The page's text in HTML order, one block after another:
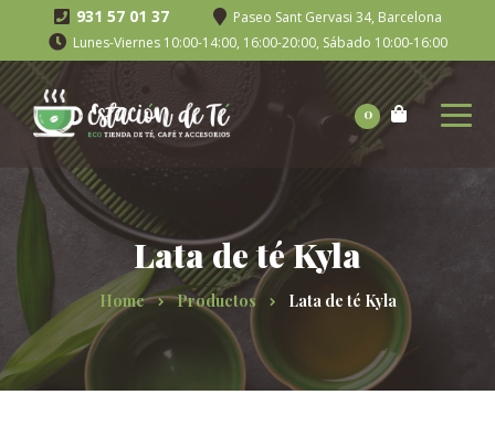
931 57 01 37
Paseo Sant Gervasi 34, Barcelona
Lunes-Viernes 10:00-14:00, 16:00-20:00, Sábado 10:00-16:00
0
Lata de té Kyla
Home Productos Lata de té Kyla